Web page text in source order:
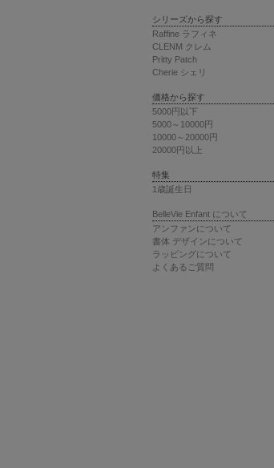
シリーズから探す
Raffine ラフィネ
CLENM クレム
Pritty Patch
Cherie シェリ
価格から探す
5000円以下
5000～10000円
10000～20000円
20000円以上
特集
1歳誕生日
BelleVie Enfant について
アンファンについて
書体 デザインについて
ラッピングについて
よくあるご質問